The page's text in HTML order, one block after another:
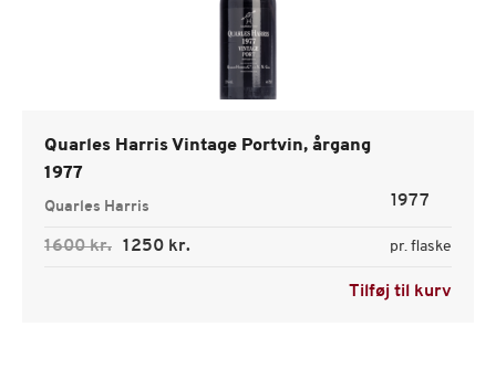
Quarles Harris Vintage Portvin, årgang
1977
Quarles Harris 1977
1600 kr. 1250 kr. pr. flaske
Tilføj til kurv